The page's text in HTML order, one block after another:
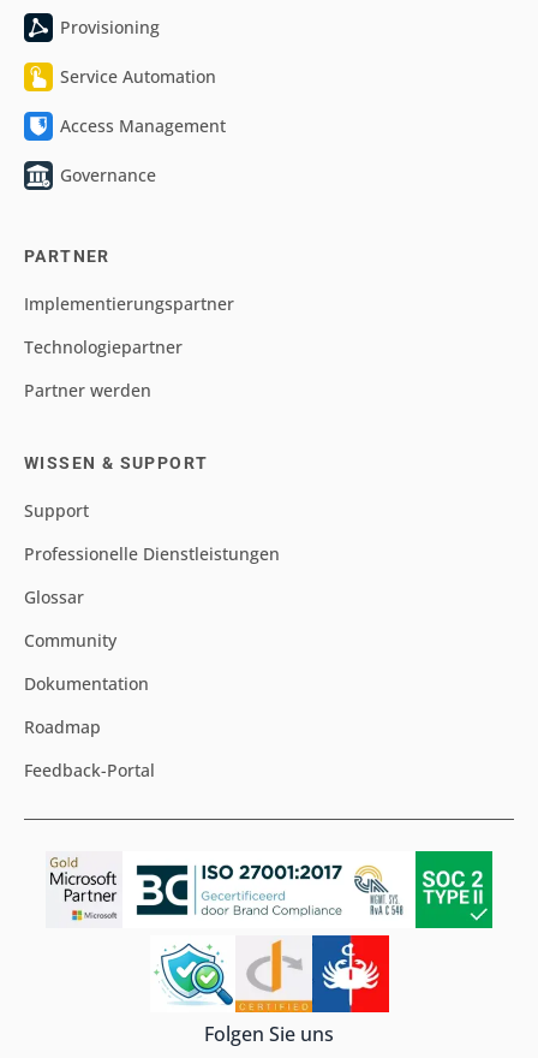
Provisioning
Service Automation
Access Management
Governance
PARTNER
Implementierungspartner
Technologiepartner
Partner werden
WISSEN & SUPPORT
Support
Professionelle Dienstleistungen
Glossar
Community
Dokumentation
Roadmap
Feedback-Portal
Folgen Sie uns